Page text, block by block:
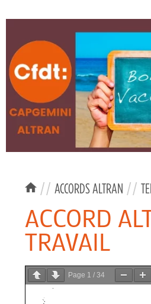
// ACCORDS ALTRAN //
ACCORD
TRAVAIL
Page 1 / 34